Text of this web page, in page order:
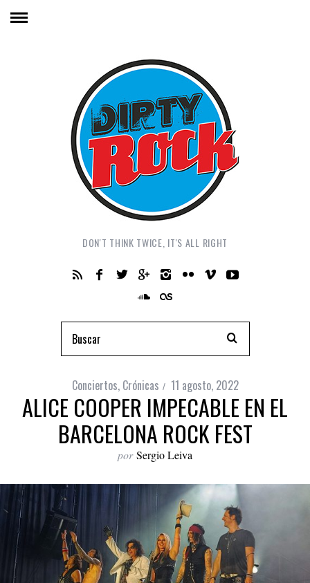
DON'T THINK TWICE, IT'S ALL RIGHT
Conciertos, Crónicas 11 agosto, 2022
ALICE COOPER IMPECABLE EN EL
BARCELONA ROCK FEST
por Sergio Leiva